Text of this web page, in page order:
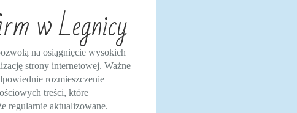
w Legnicy
na osiągnięcie wysokich
strony internetowej. Ważne
rozmieszczenie
treści, które
regularnie aktualizowane.